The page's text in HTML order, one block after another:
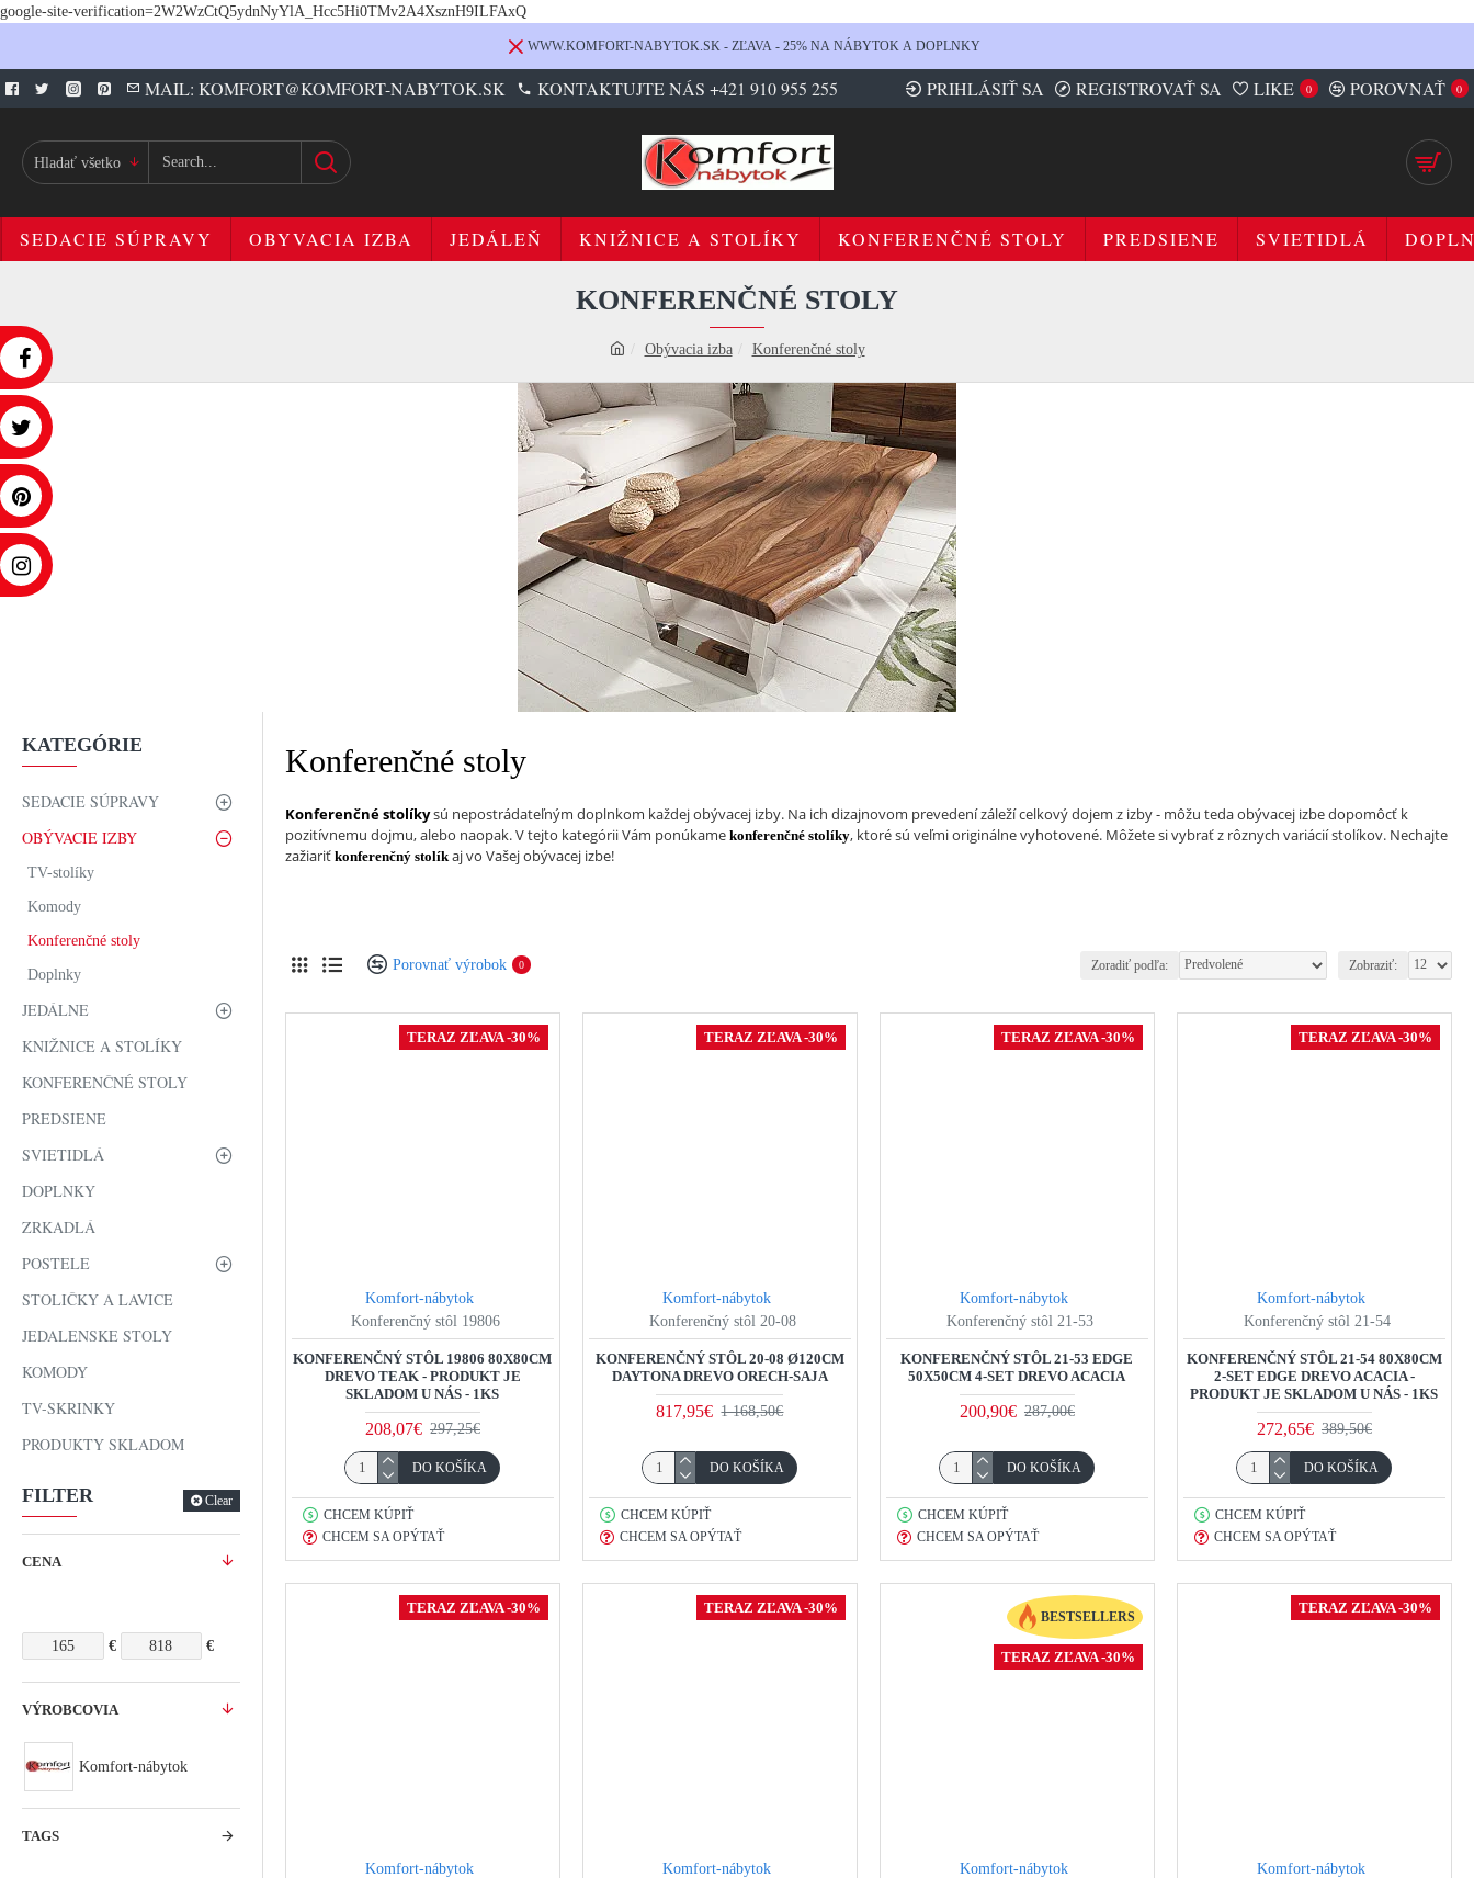
google-site-verification=2W2WzCtQ5ydnNyYlA_Hcc5Hi0TMv2A4XsznH9ILFAxQ
WWW.KOMFORT-NABYTOK.SK - ZĽAVA - 25% NA NÁBYTOK A DOPLNKY
MAIL: KOMFORT@KOMFORT-NABYTOK.SK KONTAKTUJTE NÁS +421 910 955 255 PRIHLÁSIŤ SA REGISTROVAŤ SA LIKE 0 POROVNAŤ 0
Hladať všetko
SEDACIE SÚPRAVY OBYVACIA IZBA JEDÁLEŇ KNIŽNICE A STOLÍKY KONFERENČNÉ STOLY PREDSIENE SVIETIDLÁ
Obývacia izba Konferenčné stoly
KONFERENČNÉ STOLY
KATEGÓRIE
SEDACIE SÚPRAVY
OBÝVACIE IZBY
TV-stolíky
Komody
Konferenčné stoly
Doplnky
JEDÁLNE
KNIŽNICE A STOLÍKY
KONFERENČNÉ STOLY
PREDSIENE
SVIETIDLÁ
DOPLNKY
ZRKADLÁ
POSTELE
STOLIČKY A LAVICE
JEDALENSKE STOLY
KOMODY
TV-SKRINKY
PRODUKTY SKLADOM
FILTER Clear
CENA
€ €
VÝROBCOVIA
Komfort-nábytok
TAGS
Konferenčné stoly
Konferenčné stolíkysú nepostrádateľným doplnkom každej obývacej izby. Na ich dizajnovom prevedení záleží celkový dojem z izby - môžu teda obývacej izbe dopomôcť k
pozitívnemu dojmu, alebo naopak. V tejto kategórii Vám ponúkame konferenčné stolíky, ktoré sú veľmi originálne vyhotovené. Môžete si vybrať z rôznych variácií stolíkov. Nechajte
zažiariť konferenčný stolíkaj vo Vašej obývacej izbe!
Porovnať výrobok 0 Zoradiť podľa: Zobraziť:
TERAZ ZĽAVA -30%
Komfort-nábytok
Konferenčný stôl 19806
KONFERENČNÝ STÔL 19806 80X80CM
DREVO TEAK - PRODUKT JE
SKLADOM U NÁS - 1KS
208,07€ 297,25€
DO KOŠÍKA
CHCEM KÚPIŤ
CHCEM SA OPÝTAŤ
TERAZ ZĽAVA -30%
Komfort-nábytok
Konferenčný stôl 20-08
KONFERENČNÝ STÔL 20-08 Ø120CM
DAYTONA DREVO ORECH-SAJA
817,95€ 1 168,50€
DO KOŠÍKA
CHCEM KÚPIŤ
CHCEM SA OPÝTAŤ
TERAZ ZĽAVA -30%
Komfort-nábytok
Konferenčný stôl 21-53
KONFERENČNÝ STÔL 21-53 EDGE
50X50CM 4-SET DREVO ACACIA
200,90€ 287,00€
DO KOŠÍKA
CHCEM KÚPIŤ
CHCEM SA OPÝTAŤ
TERAZ ZĽAVA -30%
Komfort-nábytok
Konferenčný stôl 21-54
KONFERENČNÝ STÔL 21-54 80X80CM
2-SET EDGE DREVO ACACIA -
PRODUKT JE SKLADOM U NÁS - 1KS
272,65€ 389,50€
DO KOŠÍKA
CHCEM KÚPIŤ
CHCEM SA OPÝTAŤ
TERAZ ZĽAVA -30%
Komfort-nábytok
TERAZ ZĽAVA -30%
Komfort-nábytok
BESTSELLERS
TERAZ ZĽAVA -30%
Komfort-nábytok
TERAZ ZĽAVA -30%
Komfort-nábytok